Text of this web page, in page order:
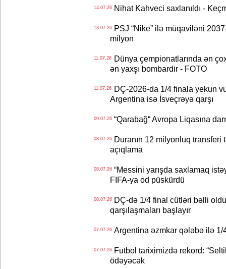
14.07.26Nihat Kahveci saxlanıldı -
13.07.26PSJ “Nike” ilə müqaviləni
milyon
11.07.26Dünya çempionatlarında ən
ən yaxşı bombardir - FOTO
11.07.26DÇ-2026-da 1/4 finala yekun
Argentina isə İsveçrəyə qarşı
09.07.26“Qarabağ“ Avropa Liqasına
08.07.26Duranın 12 milyonluq transferi
açıqlama
08.07.26“Messini yarışda saxlamaq
FIFA-ya od püskürdü
08.07.26DÇ-də 1/4 final cütləri bəlli
qarşılaşmaları başlayır
07.07.26Argentina əzmkar qələbə ilə 1/
07.07.26Futbol tariximizdə rekord:
ödəyəcək